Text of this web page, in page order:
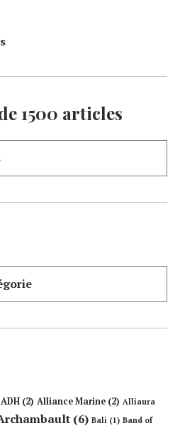
1500 articles
ADH (2) Alliance Marine (2) Alliaura
(6) Bali (1) Band of